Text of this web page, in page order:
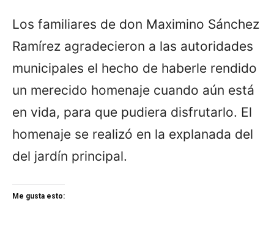
Los familiares de don Maximino Sánchez
Ramírez agradecieron a las autoridades
municipales el hecho de haberle rendido
un merecido homenaje cuando aún está
en vida, para que pudiera disfrutarlo. El
homenaje se realizó en la explanada del
del jardín principal.
Me gusta esto: